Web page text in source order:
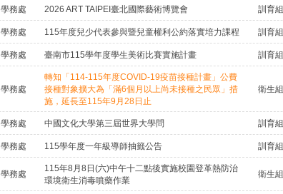
學務處 2026 ART TAIPEI臺北國際藝術博覽會 訓育組
學務處 115年度兒少代表參與暨兒童權利公約落實培力課程 訓育組
學務處 臺南市115學年度學生美術比賽實施計畫 訓育組
學務處
轉知「114-115年度COVID-19疫苗接種計畫」公費
接種對象擴大為「滿6個月以上尚未接種之民眾」措
施，延長至115年9月28日止
衛生組
學務處 中國文化大學第三屆世界大學問 訓育組
學務處 115學年度一年級導師抽籤公告 訓育組
學務處
115年8月8日(六)中午十二點後實施校園登革熱防治
環境衛生消毒噴藥作業
衛生組